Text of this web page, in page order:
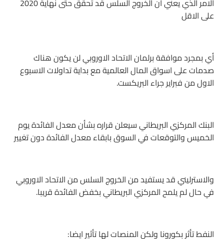
على الاقل
أي بمجرد موافقة برلمان الاتحاد الاوروبي لن يكون هناك
صدمات على اسواق المال العالمية مع بداية تداولات الاسبوع
الاول من فبراير جراء البريكست.
البنك المركزي البريطاني سيعلن قراره بشأن معدل الفائدة يوم
الخميس والتوقعات في السوق بابقاء معدل الفائدة دون تغيير
والاسترليني قد يستفيد من الخروج السلس من الاتحاد الاوروبي
في حال لم يلمح المركزي البريطاني بخفض الفائدة قريبا.
النفط تأثر بكورونا ولكن المنصات لها تأثير ايضا: